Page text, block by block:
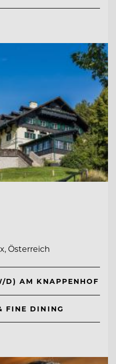
Österreich
D) AM KNAPPENHOF
FINE DINING